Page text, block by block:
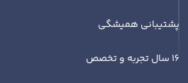
پشتیبانی همیشگی
16 سال تجربه و تخصص